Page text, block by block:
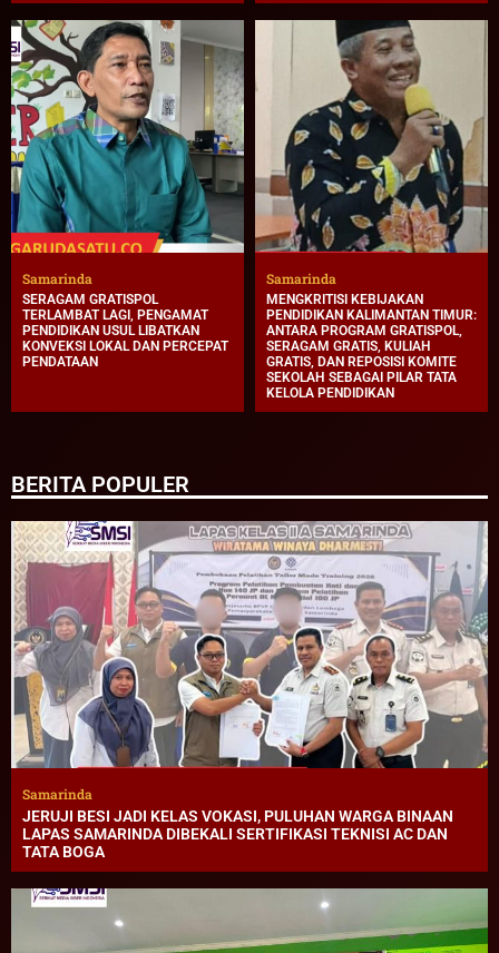
Samarinda
SERAGAM GRATISPOL
TERLAMBAT LAGI, PENGAMAT
PENDIDIKAN USUL LIBATKAN
KONVEKSI LOKAL DAN PERCEPAT
PENDATAAN
Samarinda
MENGKRITISI KEBIJAKAN
PENDIDIKAN KALIMANTAN TIMUR:
ANTARA PROGRAM GRATISPOL,
SERAGAM GRATIS, KULIAH
GRATIS, DAN REPOSISI KOMITE
SEKOLAH SEBAGAI PILAR TATA
KELOLA PENDIDIKAN
BERITA POPULER
Samarinda
JERUJI BESI JADI KELAS VOKASI, PULUHAN WARGA BINAAN
LAPAS SAMARINDA DIBEKALI SERTIFIKASI TEKNISI AC DAN
TATA BOGA